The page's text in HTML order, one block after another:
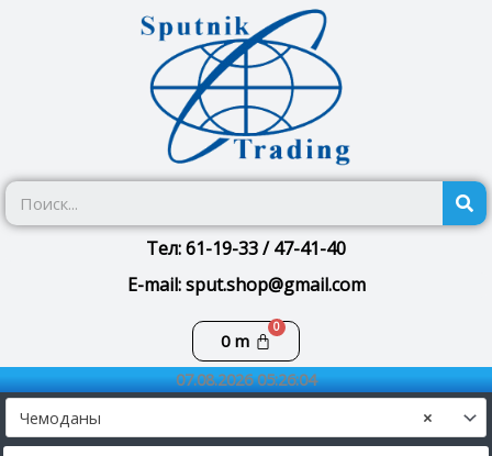
Тел: 61-19-33 / 47-41-40
E-mail: sput.shop@gmail.com
0m
Корзина
07.08.2026 05:26:04
×
Чемоданы